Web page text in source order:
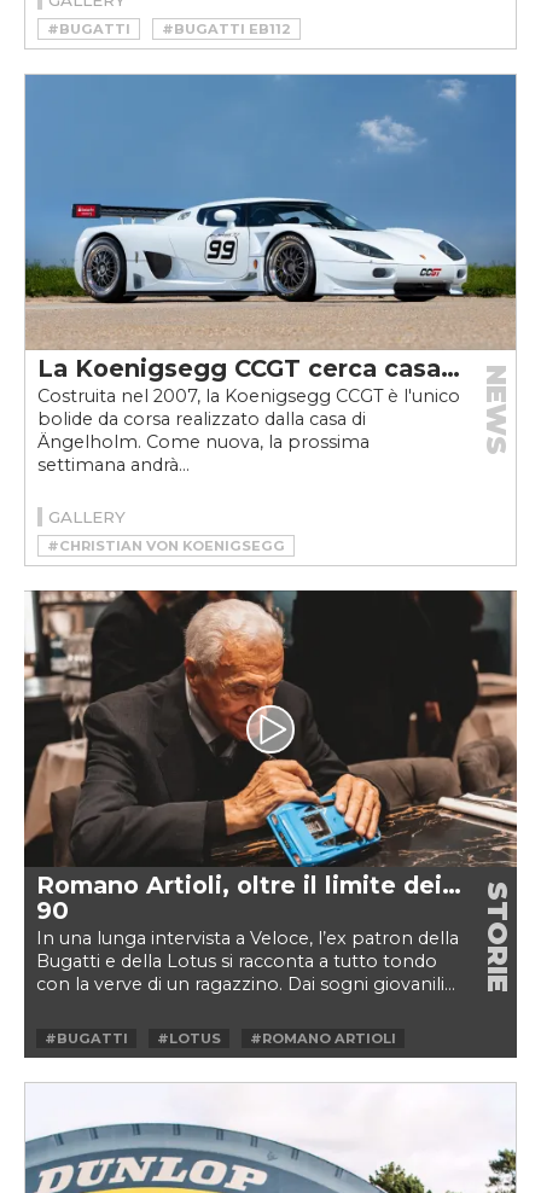
#BUGATTI
#BUGATTI EB112
#ROMANO ARTIOLI
La Koenigsegg CCGT cerca casa…
Costruita nel 2007, la Koenigsegg CCGT è l'unico
bolide da corsa realizzato dalla casa di
Ängelholm. Come nuova, la prossima
settimana andrà...
NEWS
GALLERY
#CHRISTIAN VON KOENIGSEGG
#KOENIGSEGG
#KOENIGSEGG CCGT
Romano Artioli, oltre il limite dei…
90
In una lunga intervista a Veloce, l’ex patron della
Bugatti e della Lotus si racconta a tutto tondo
con la verve di un ragazzino. Dai sogni giovanili...
STORIE
#BUGATTI #LOTUS #ROMANO ARTIOLI